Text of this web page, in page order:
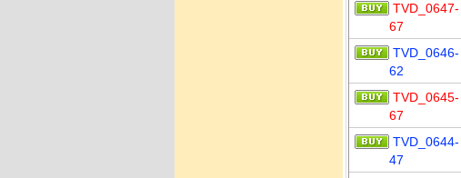
TVD_0647-
67
TVD_0646-
62
TVD_0645-
67
TVD_0644-
47